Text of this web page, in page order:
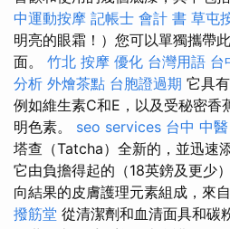
中運動按摩 記帳士 會計 書 草屯
明亮的眼霜！）您可以單獨攜帶
面。 竹北 按摩 優化 台灣用語 台
分析 外燴茶點 台胞證過期 它具
例如維生素C和E，以及受秘密香
明色素。 seo services 台中 中
塔查（Tatcha）全新的，並迅速
它由負擔得起的（18英鎊及更少
向結果的皮膚護理元素組成，來
撥筋堂 從清潔劑和血清面具和碳